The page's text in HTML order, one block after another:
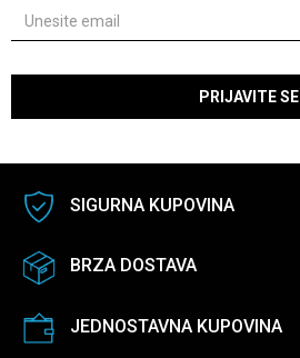
PRIJAVITE SE
SIGURNA KUPOVINA
BRZA DOSTAVA
JEDNOSTAVNA KUPOVINA